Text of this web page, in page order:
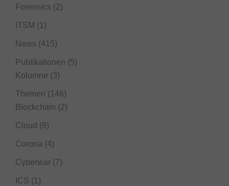
Forensics (2)
ITSM (1)
News (415)
Publikationen (5)
Kolumne (3)
Themen (146)
Blockchain (2)
Cloud (9)
Corona (4)
Cyberwar (7)
ICS (1)